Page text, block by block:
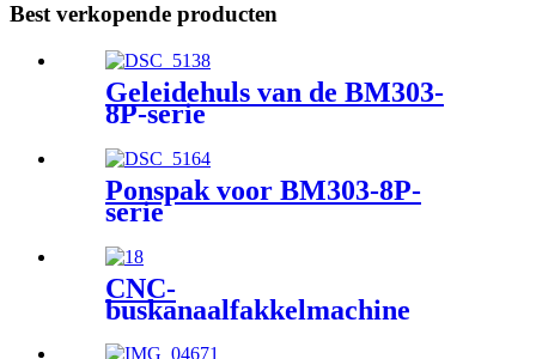
Best verkopende producten
Geleidehuls van de BM303-
8P-serie
Ponspak voor BM303-8P-
serie
CNC-
buskanaalfakkelmachine